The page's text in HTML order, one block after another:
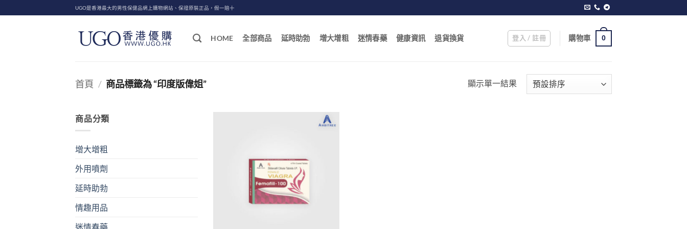
to
UGO是香港最大的男性保健品網上購物網站、保證原裝正品，假一賠十
HOME 全部商品 延時助勃 增大增粗 迷情春藥 健康資訊 退貨換貨 登入 / 註冊 購物車 0
首頁 / 商品標籤為 “印度版偉姐” 顯示單一結果
商品分類
增大增粗
外用噴劑
延時助勃
情趣用品
迷情春藥